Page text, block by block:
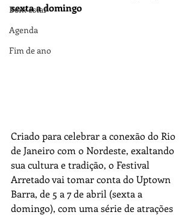
Bem estar
Agenda
Fim de ano
sexta a domingo
Criado para celebrar a conexão do Rio
de Janeiro com o Nordeste, exaltando
sua cultura e tradição, o Festival
Arretado vai tomar conta do Uptown
Barra, de 5 a 7 de abril (sexta a
domingo), com uma série de atrações